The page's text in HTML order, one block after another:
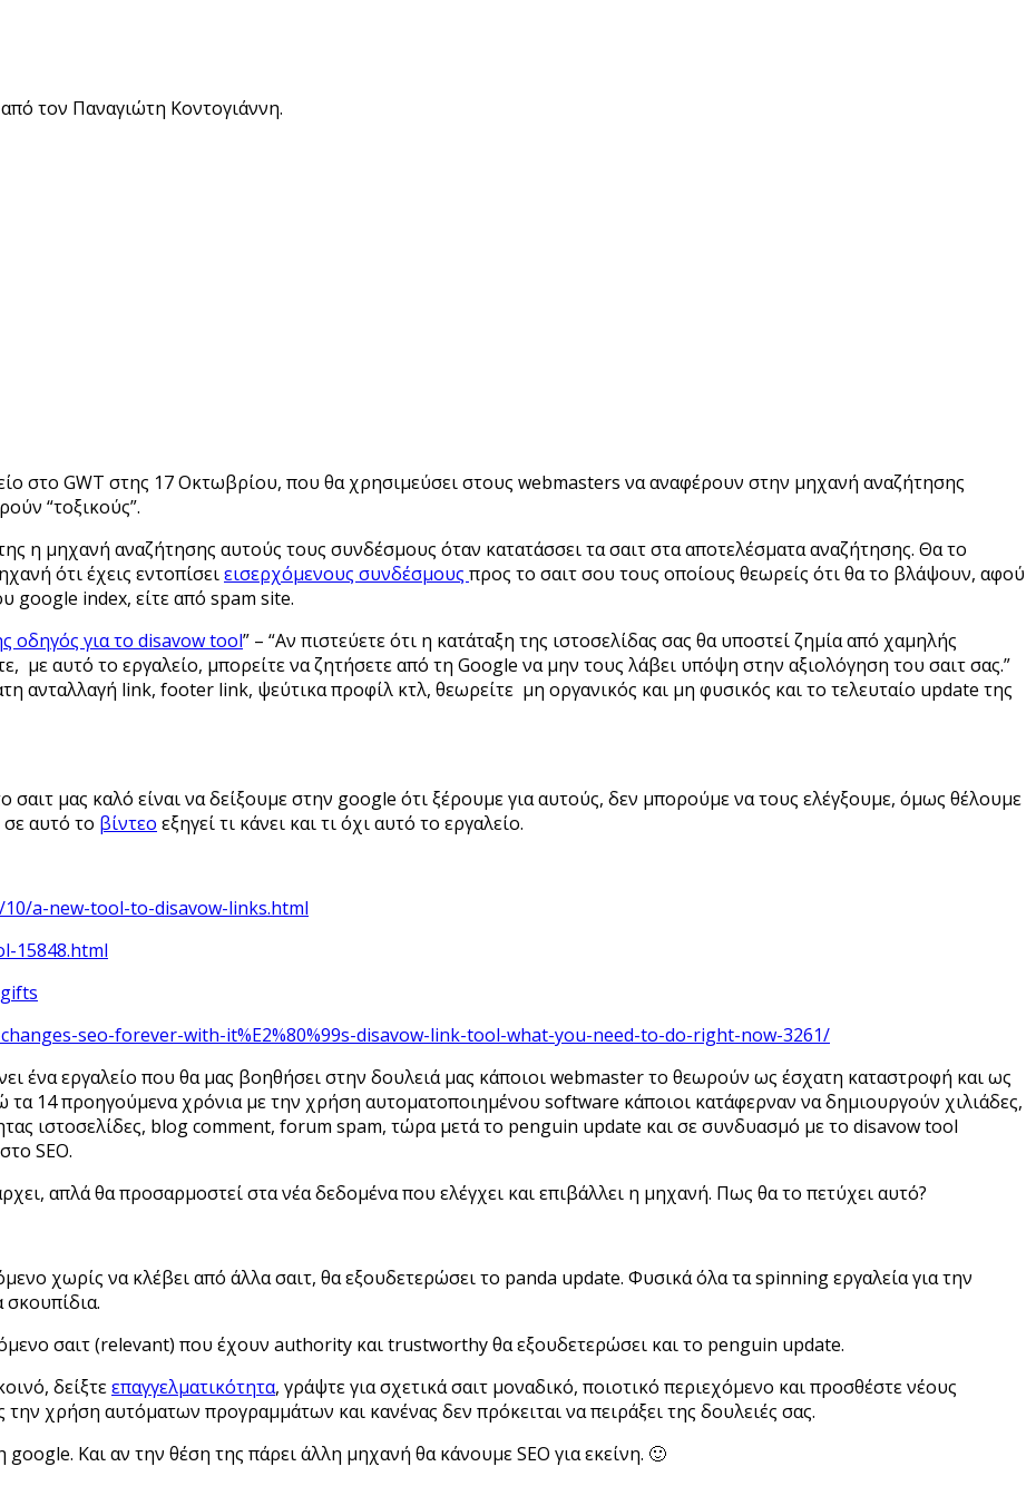
τον Παναγιώτη Κοντογιάννη.
στο GWT στης 17 Οκτωβρίου, που θα χρησιμεύσει στους webmasters να αναφέρουν στην μηχανή αναζήτησης
“τοξικούς”.
η μηχανή αναζήτησης αυτούς τους συνδέσμους όταν κατατάσσει τα σαιτ στα αποτελέσματα αναζήτησης. Θα το
ότι έχεις εντοπίσειεισερχόμενους συνδέσμους προς το σαιτ σου τους οποίους θεωρείς ότι θα το βλάψουν, αφού
google index, είτε από spam site.
οδηγός για το disavow tool” – “Αν πιστεύετε ότι η κατάταξη της ιστοσελίδας σας θα υποστεί ζημία από χαμηλής
με αυτό το εργαλείο, μπορείτε να ζητήσετε από τη Google να μην τους λάβει υπόψη στην αξιολόγηση του σαιτ σας.”
ανταλλαγή link, footer link, ψεύτικα προφίλ κτλ, θεωρείτε μη οργανικός και μη φυσικός και το τελευταίο update της
μας καλό είναι να δείξουμε στην google ότι ξέρουμε για αυτούς, δεν μπορούμε να τους ελέγξουμε, όμως θέλουμε
αυτό το βίντεο εξηγεί τι κάνει και τι όχι αυτό το εργαλείο.
a-new-tool-to-disavow-links.html
15848.html
seo-forever-with-it%E2%80%99s-disavow-link-tool-what-you-need-to-do-right-now-3261/
ένα εργαλείο που θα μας βοηθήσει στην δουλειά μας κάποιοι webmaster το θεωρούν ως έσχατη καταστροφή και ως
14 προηγούμενα χρόνια με την χρήση αυτοματοποιημένου software κάποιοι κατάφερναν να δημιουργούν χιλιάδες,
ιστοσελίδες, blog comment, forum spam, τώρα μετά το penguin update και σε συνδυασμό με το disavow tool
SEO.
απλά θα προσαρμοστεί στα νέα δεδομένα που ελέγχει και επιβάλλει η μηχανή. Πως θα το πετύχει αυτό?
χωρίς να κλέβει από άλλα σαιτ, θα εξουδετερώσει το panda update. Φυσικά όλα τα spinning εργαλεία για την
σαιτ (relevant) που έχουν authority και trustworthy θα εξουδετερώσει και το penguin update.
δείξτεεπαγγελματικότητα, γράψτε για σχετικά σαιτ μοναδικό, ποιοτικό περιεχόμενο και προσθέστε νέους
χρήση αυτόματων προγραμμάτων και κανένας δεν πρόκειται να πειράξει της δουλειές σας.
Και αν την θέση της πάρει άλλη μηχανή θα κάνουμε SEO για εκείνη. 🙂